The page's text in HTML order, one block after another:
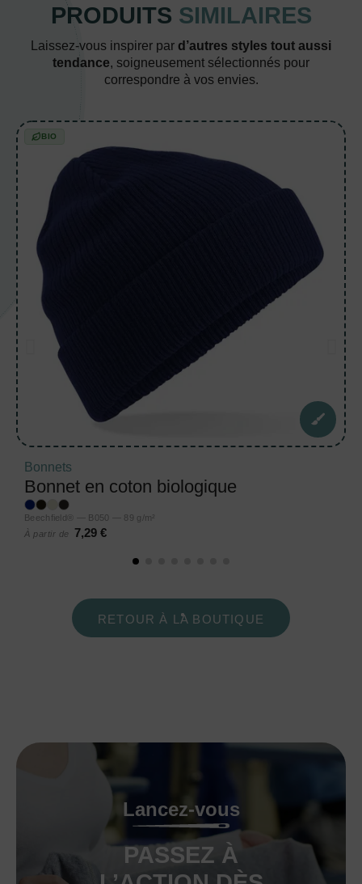
PRODUITS SIMILAIRES
Laissez-vous inspirer par d’autres styles tout aussi
tendance, soigneusement sélectionnés pour
correspondre à vos envies.
BIO
Bonnets
Bonnet en coton biologique
Beechfield® — B050 — 89 g/m²
À partir de
7,29 €
RETOUR À LA BOUTIQUE
Lancez-vous
PASSEZ À